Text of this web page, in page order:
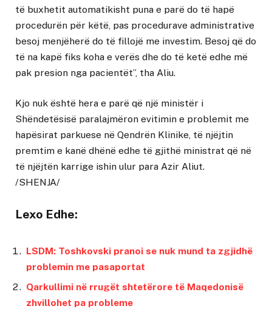
të buxhetit automatikisht puna e parë do të hapë
procedurën për këtë, pas procedurave administrative
besoj menjëherë do të fillojë me investim. Besoj që do
të na kapë fiks koha e verës dhe do të ketë edhe më
pak presion nga pacientët”, tha Aliu.
Kjo nuk është hera e parë që një ministër i
Shëndetësisë paralajmëron evitimin e problemit me
hapësirat parkuese në Qendrën Klinike, të njëjtin
premtim e kanë dhënë edhe të gjithë ministrat që në
të njëjtën karrige ishin ulur para Azir Aliut.
/SHENJA/
Lexo Edhe:
LSDM: Toshkovski pranoi se nuk mund ta zgjidhë
problemin me pasaportat
Qarkullimi në rrugët shtetërore të Maqedonisë
zhvillohet pa probleme